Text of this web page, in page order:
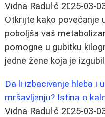
Vidna Radulić 2025-03-03
Otkrijte kako povećanje
poboljša vaš
pomogne u gubitku
jedne žene koja je
Da li izbacivanje hleba i
mršavljenju? Istina o
Vidna Radulić 2025-03-03